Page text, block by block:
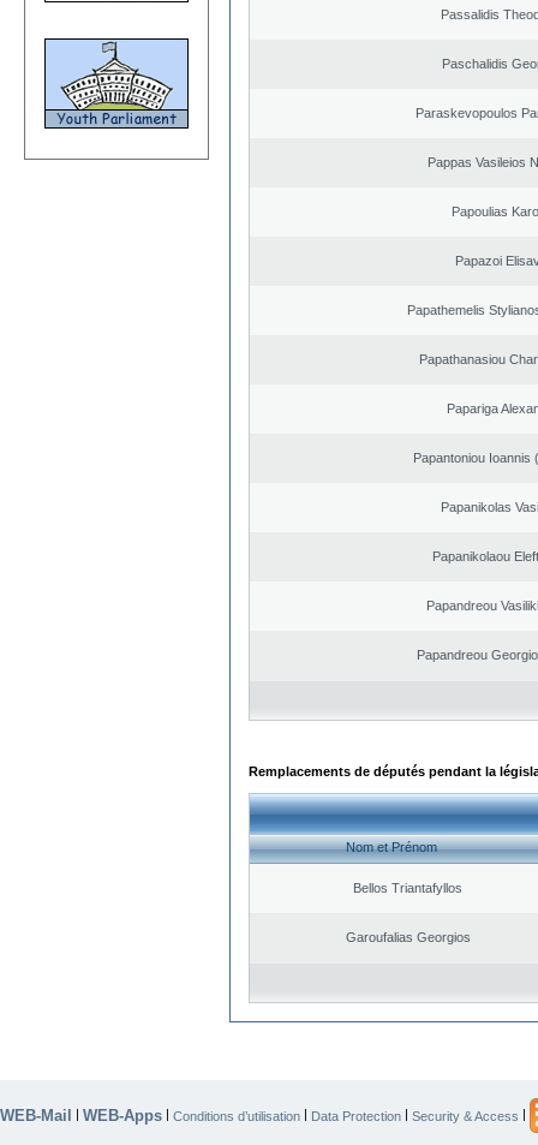
Passalidis
Paschalidis
Paraskevopoulos
Pappas Vasileios
Papoulias
Papazoi
Papathemelis
Papathanasiou
Papariga
Papantoniou Ioannis
Papanikolas
Papanikolaou
Papandreou
Papandreou
Remplacements de députés pendant la
Nom et Prénom
Bellos Triantafyllos
Garoufalias Georgios
WEB-Mail | WEB-Apps | Conditions d’utilisation | Data Protection | Security & Access |